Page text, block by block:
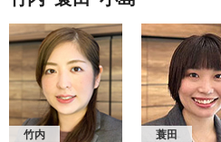
竹内 蓑田